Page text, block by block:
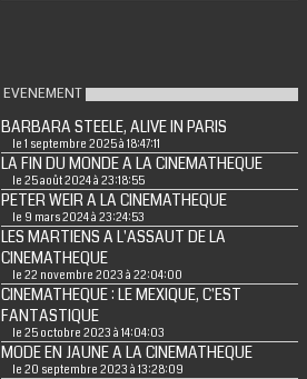
EVENEMENT
BARBARA STEELE, ALIVE IN PARIS
le 1 septembre 2025 à 18:47:11
LA FIN DU MONDE A LA CINEMATHEQUE
le 25 août 2024 à 23:18:55
PETER WEIR A LA CINEMATHEQUE
le 9 mars 2024 à 23:24:53
LES MARTIENS A L'ASSAUT DE LA
CINEMATHEQUE
le 22 novembre 2023 à 22:04:00
CINEMATHEQUE : LE MEXIQUE, C'EST
FANTASTIQUE
le 25 octobre 2023 à 14:04:03
MODE EN JAUNE A LA CINEMATHEQUE
le 20 septembre 2023 à 13:28:09